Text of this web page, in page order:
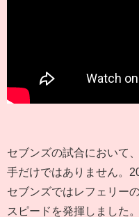
セブンズの試合において
手だけではありません。
セブンズではレフェリー
スピードを発揮しました